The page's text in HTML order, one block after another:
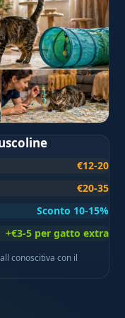
€12-20
€20-35
Sconto 10-15%
+€3-5 per gatto extra
conoscitiva con il